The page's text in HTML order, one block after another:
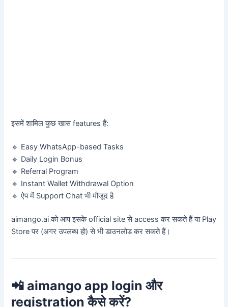
इसमें शामिल कुछ खास features हैं:
🔹 Easy WhatsApp-based Tasks
🔹 Daily Login Bonus
🔹 Referral Program
🔹 Instant Wallet Withdrawal Option
🔹 ऐप में Support Chat भी मौजूद है
aimango.ai को आप इसके official site से access कर सकते हैं या Play
Store पर (अगर उपलब्ध हो) से भी डाउनलोड कर सकते हैं।
📲 aimango app login और
registration कैसे करें?